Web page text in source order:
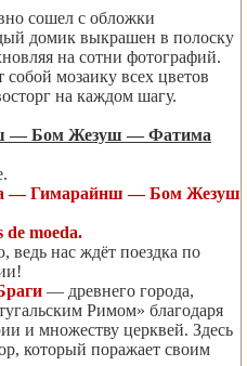
сошел с обложки
домик выкрашен в полоску
на сотни фотографий.
собой мозаику всех цветов
на каждом шагу.
— Бом Жезуш — Фатима
— Гимарайнш — Бом Жезуш
moeda.
ведь нас ждёт поездка по
— древнего города,
Римом» благодаря
и множеству церквей. Здесь
который поражает своим